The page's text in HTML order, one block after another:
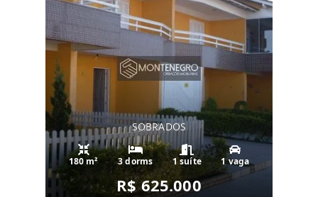
SOBRADOS
180 m² 3 dorms 1 suíte 1 vaga
R$ 625.000